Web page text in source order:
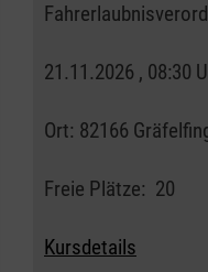
21.11.2026 , 08:30
Ort: 82166
Freie Plätze: 20
Kursdetails